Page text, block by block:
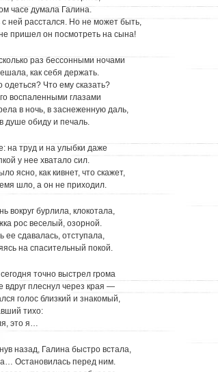
часе думала Галина.
с ней расстался. Но не может быть,
пришел он посмотреть на сына!
раз бессонными ночами
как себя держать.
одеться? Что ему сказать?
воспаленными глазами
в ночь, в заснеженную даль,
душе обиду и печаль.
на труд и на улыбки даже
у нее хватало сил.
ясно, как кивнет, что скажет,
шло, а он не приходил.
вокруг бурлила, клокотала,
рос веселый, озорной.
ее сдавалась, отступала,
на спасительный покой.
точно выстрел грома
вдруг плеснул через края —
голос близкий и знакомый,
тихо:
это я…
назад, Галина быстро встала,
Остановилась перед ним.